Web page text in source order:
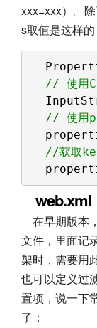
xxx=xxx）。
s取值是这样的
// 使用
// 使用
//获取
web.xml
在早期版本
文件，里面记
架时，需要用
也可以定义过
置项，说一下
了：